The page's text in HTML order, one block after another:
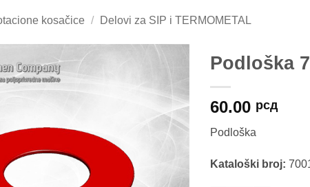
kosačice / Delovi za SIP i TERMOMETAL
Podloška
60.00 рсд
Podloška
Kataloški broj: